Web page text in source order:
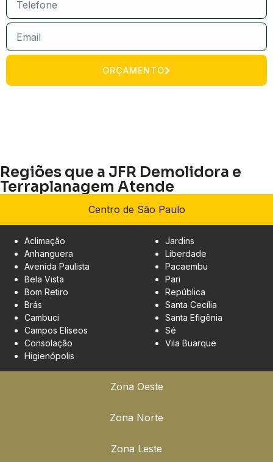
ORÇAMENTO
Regiões que a JFR Demolidora e
Terraplanagem Atende
Centro de São Paulo
Zona Oeste
Zona Norte
Zona Leste
Aclimação
Anhanguera
Avenida Paulista
Bela Vista
Bom Retiro
Brás
Cambuci
Campos Elíseos
Consolação
Higienópolis
Jardins
Liberdade
Pacaembu
Pari
República
Santa Cecília
Santa Efigênia
Sé
Vila Buarque